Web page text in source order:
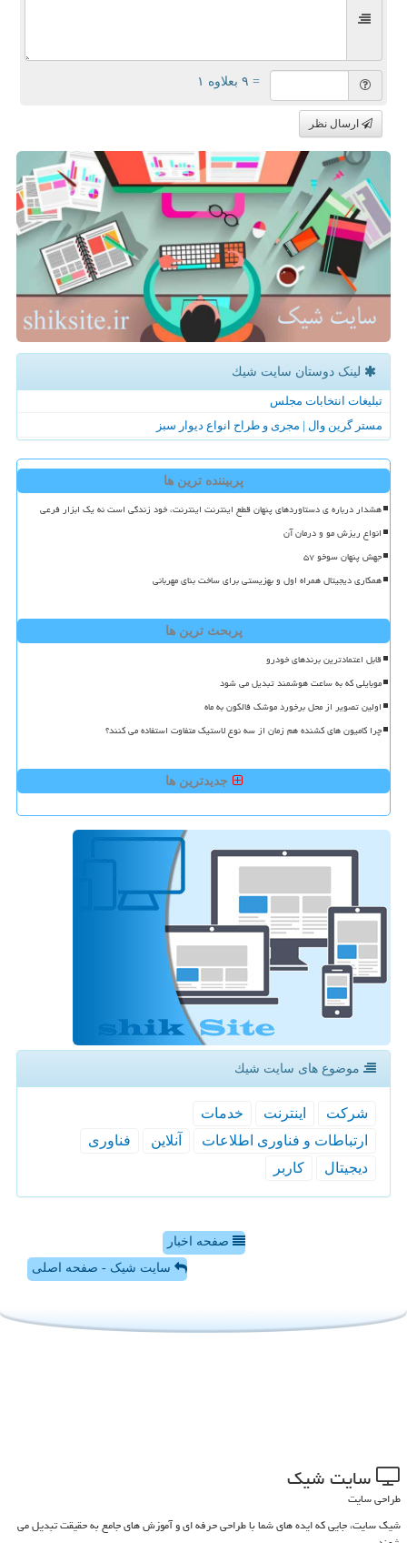
= ۹ بعلاوه ۱
ارسال نظر
لینک دوستان سایت شیك
تبلیغات انتخابات مجلس
مستر گرین وال | مجری و طراح انواع دیوار سبز
پربیننده ترین ها
هشدار درباره ی دستاوردهای پنهان قطع اینترنت اینترنت، خود زندگی است نه یک ابزار فرعی
انواع ریزش مو و درمان آن
جهش پنهان سوخو ۵۷
همکاری دیجیتال همراه اول و بهزیستی برای ساخت بنای مهربانی
پربحث ترین ها
قابل اعتمادترین برندهای خودرو
موبایلی که به ساعت هوشمند تبدیل می شود
اولین تصویر از محل برخورد موشک فالکون به ماه
چرا کامیون های کشنده هم زمان از سه نوع لاستیک متفاوت استفاده می کنند؟
جدیدترین ها
موضوع های سایت شیك
شركت اینترنت
خدمات
ارتباطات و فناوری اطلاعات
آنلاین
فناوری
دیجیتال
كاربر
صفحه اخبار
سایت شیک - صفحه اصلی
سایت شیك
طراحی سایت
شیک سایت، جایی که ایده های شما با طراحی حرفه ای و آموزش های جامع به حقیقت تبدیل می